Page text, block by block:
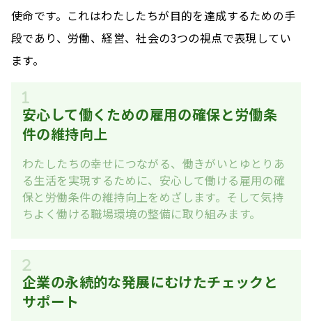
使命です。これはわたしたちが目的を達成するための手
段であり、労働、経営、社会の3つの視点で表現してい
ます。
安心して働くための雇用の確保と労働条
件の維持向上
わたしたちの幸せにつながる、働きがいとゆとりあ
る生活を実現するために、安心して働ける雇用の確
保と労働条件の維持向上をめざします。そして気持
ちよく働ける職場環境の整備に取り組みます。
企業の永続的な発展にむけたチェックと
サポート